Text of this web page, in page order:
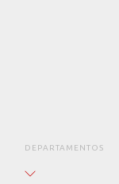
DEPARTAMENTOS